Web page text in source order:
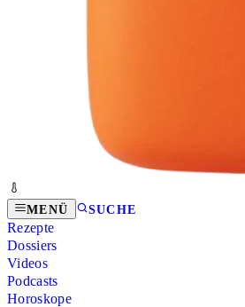
MENÜ SUCHE
Rezepte
Dossiers
Videos
Podcasts
Horoskope